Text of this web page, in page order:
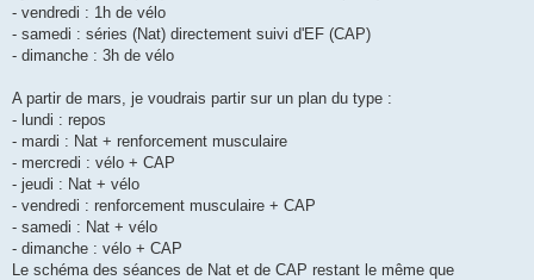
- vendredi : 1h de vélo
- samedi : séries (Nat) directement suivi d'EF (CAP)
- dimanche : 3h de vélo
A partir de mars, je voudrais partir sur un plan du type :
- lundi : repos
- mardi : Nat + renforcement musculaire
- mercredi : vélo + CAP
- jeudi : Nat + vélo
- vendredi : renforcement musculaire + CAP
- samedi : Nat + vélo
- dimanche : vélo + CAP
Le schéma des séances de Nat et de CAP restant le même que